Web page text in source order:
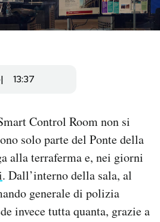
13:37
Control Room non si
solo parte del Ponte della
alla terraferma e, nei giorni
. Dall’interno della sala, al
generale di polizia
invece tutta quanta, grazie a